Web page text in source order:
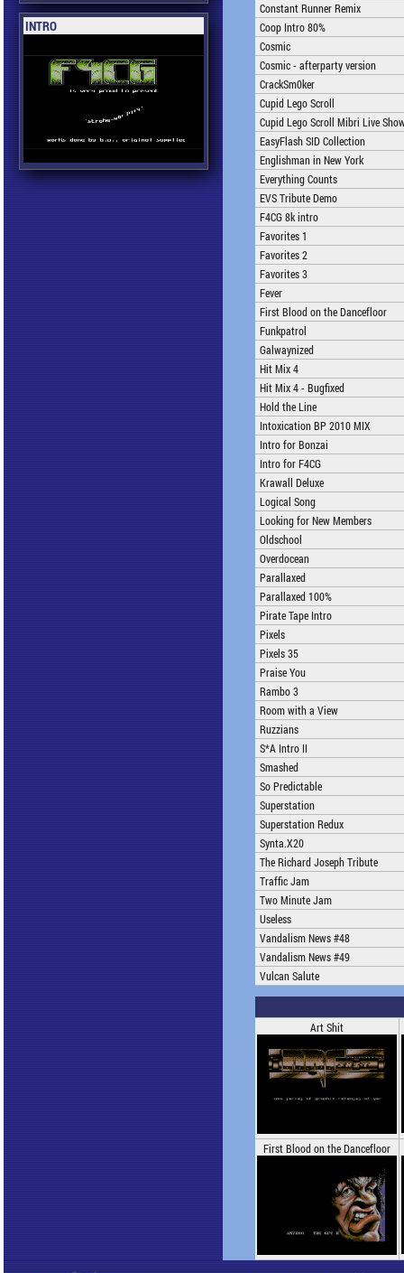
INTRO
Constant Runner Remix
Coop Intro 80%
Cosmic
Cosmic - afterparty version
CrackSm0ker
Cupid Lego Scroll
Cupid Lego Scroll Mibri Live
EasyFlash SID Collection
Englishman in New York
Everything Counts
EVS Tribute Demo
F4CG 8k intro
Favorites 1
Favorites 2
Favorites 3
Fever
First Blood on the Dancefloor
Funkpatrol
Galwaynized
Hit Mix 4
Hit Mix 4 - Bugfixed
Hold the Line
Intoxication BP 2010 MIX
Intro for Bonzai
Intro for F4CG
Krawall Deluxe
Logical Song
Looking for New Members
Oldschool
Overdocean
Parallaxed
Parallaxed 100%
Pirate Tape Intro
Pixels
Pixels 35
Praise You
Rambo 3
Room with a View
Ruzzians
S*A Intro II
Smashed
So Predictable
Superstation
Superstation Redux
Synta.X20
The Richard Joseph Tribute
Traffic Jam
Two Minute Jam
Useless
Vandalism News #48
Vandalism News #49
Vulcan Salute
Art Shit
First Blood on the Dancefloor